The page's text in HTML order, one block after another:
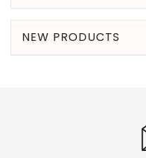
NEW PRODUCTS